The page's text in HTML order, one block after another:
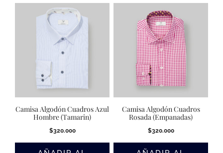
Camisa Algodón Cuadros Azul
Hombre (Tamarin)
$320.000
Camisa Algodón Cuadros
Rosada (Empanadas)
$320.000